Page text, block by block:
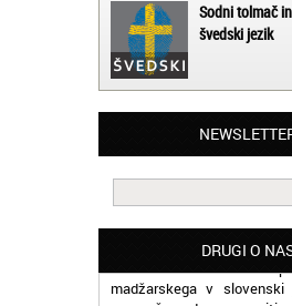
Sodni tolmač
švedski jezik
DRUGI O
Matjaž iz Ajdovščine:
Lahko pohvalim vse
Oxford, ker so resnično
prevajalske storitve
učinkoviti.
Potrebovala sem
vam rečem, da sem